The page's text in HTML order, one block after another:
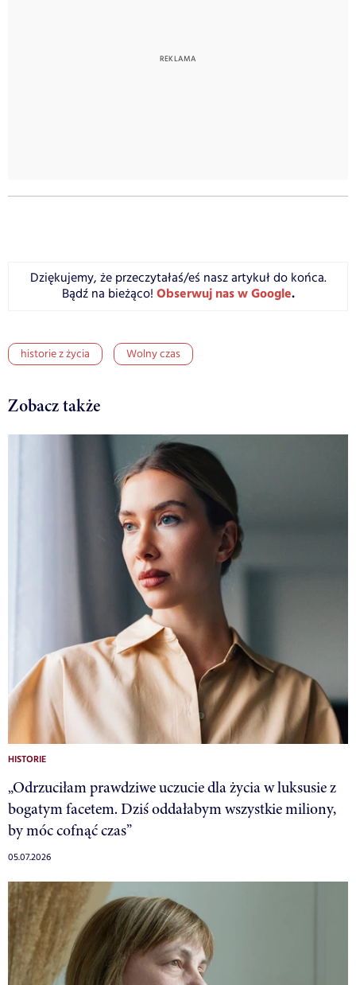
Dziękujemy, że przeczytałaś/eś nasz artykuł do końca.
Bądź na bieżąco! Obserwuj nas w Google.
historie z życia Wolny czas
Zobacz także
HISTORIE
„Odrzuciłam prawdziwe uczucie dla życia w luksusie z
bogatym facetem. Dziś oddałabym wszystkie miliony,
by móc cofnąć czas”
05.07.2026